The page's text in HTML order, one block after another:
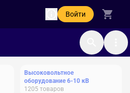
Войти
Высоковольтное
оборудование 6-10 кВ
1205 товаров